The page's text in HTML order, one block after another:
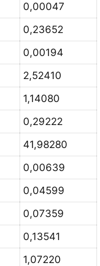
0,00047
0,23652
0,00194
2,52410
1,14080
0,29222
41,98280
0,00639
0,04599
0,07359
0,13541
1,07220